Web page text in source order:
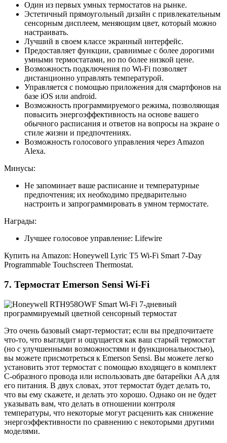
Один из первых умных термостатов на рынке.
Эстетичный прямоугольный дизайн с привлекательным
сенсорным дисплеем, меняющим цвет, который можно
настраивать.
Лучший в своем классе экранный интерфейс.
Предоставляет функции, сравнимые с более дорогими
умными термостатами, но по более низкой цене.
Возможность подключения по Wi-Fi позволяет
дистанционно управлять температурой.
Управляется с помощью приложения для смартфонов на
базе iOS или android.
Возможность программируемого режима, позволяющая
повысить энергоэффективность на основе вашего
обычного расписания и ответов на вопросы на экране о
стиле жизни и предпочтениях.
Возможность голосового управления через Amazon
Alexa.
Минусы:
Не запоминает ваше расписание и температурные
предпочтения; их необходимо предварительно
настроить и запрограммировать в умном термостате.
Награды:
Лучшее голосовое управление: Lifewire
Купить на Amazon: Honeywell Lyric T5 Wi-Fi Smart 7-Day
Programmable Touchscreen Thermostat.
7. Термостат Emerson Sensi Wi-Fi
Это очень базовый смарт-термостат; если вы предпочитаете
что-то, что выглядит и ощущается как ваш старый термостат
(но с улучшенными возможностями и функциональностью),
вы можете присмотреться к Emerson Sensi. Вы можете легко
установить этот термостат с помощью входящего в комплект
С-образного провода или использовать две батарейки AA для
его питания. В двух словах, этот термостат будет делать то,
что вы ему скажете, и делать это хорошо. Однако он не будет
указывать вам, что делать в отношении контроля
температуры, что некоторые могут расценить как снижение
энергоэффективности по сравнению с некоторыми другими
моделями.